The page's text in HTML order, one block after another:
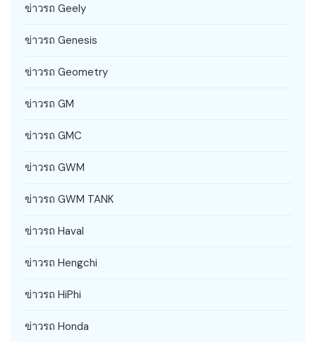
ข่าวรถ Geely
ข่าวรถ Genesis
ข่าวรถ Geometry
ข่าวรถ GM
ข่าวรถ GMC
ข่าวรถ GWM
ข่าวรถ GWM TANK
ข่าวรถ Haval
ข่าวรถ Hengchi
ข่าวรถ HiPhi
ข่าวรถ Honda